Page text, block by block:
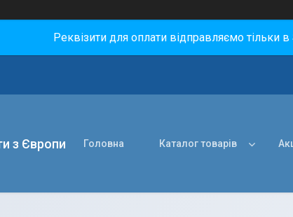
Реквізити для оплати відправляємо тільки в
з Європи Головна Каталог товарів